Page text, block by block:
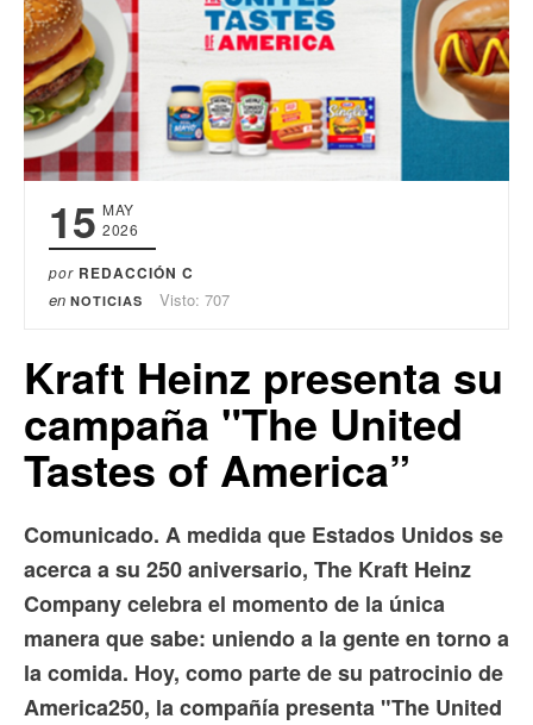
15 MAY
2026
por REDACCIÓN C
en NOTICIAS Visto: 707
Kraft Heinz presenta su
campaña "The United
Tastes of America”
Comunicado. A medida que Estados Unidos se
acerca a su 250 aniversario, The Kraft Heinz
Company celebra el momento de la única
manera que sabe: uniendo a la gente en torno a
la comida. Hoy, como parte de su patrocinio de
America250, la compañía presenta "The United